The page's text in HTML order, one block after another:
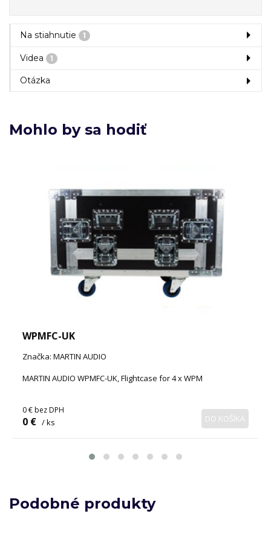
Na stiahnutie 1
Videa 1
Otázka
Mohlo by sa hodiť
WPMFC-UK
Značka: MARTIN AUDIO
MARTIN AUDIO WPMFC-UK, Flightcase for 4 x WPM
0 € bez DPH
0 € / ks DO KOŠÍKA
Podobné produkty